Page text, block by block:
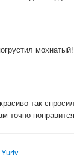
так
точно